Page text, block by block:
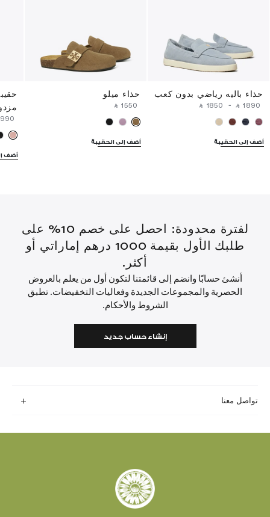
حذاء باليه رياضي بدون كعب
‎ ⃁ ⁦1850⁩ ‎ - ‎ ⃁ ⁦1890⁩ ‎
أضف إلى الحقيبة
حذاء ميلو
‎ ⃁ ⁦1550⁩ ‎
أضف إلى الحقيبة
أضف
لفترة محدودة: احصل على خصم 10% على
طلبك الأول بقيمة 1000 درهم إماراتي أو
أكثر.
أنشئ حسابًا وانضم إلى قائمتنا لتكون أول من يعلم بالعروض
الحصرية والمجموعات الجديدة وفعاليات التخفيضات. تطبق
الشروط والأحكام.
إنشاء حساب جديد
تواصل معنا